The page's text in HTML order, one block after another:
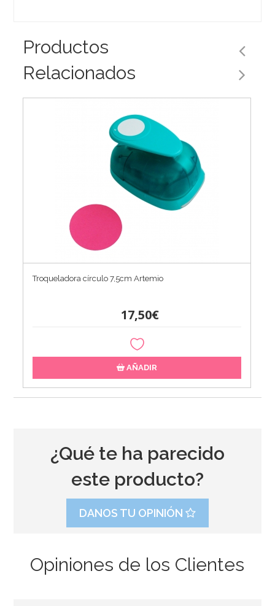
Productos
Relacionados
Troqueladora círculo 7,5cm Artemio
17,50€
AÑADIR
¿Qué te ha parecido
este producto?
DANOS TU OPINIÓN
Opiniones de los Clientes